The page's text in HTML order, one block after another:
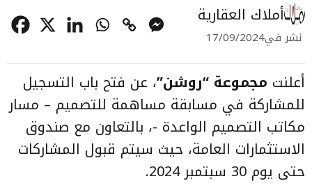
أملاك العقارية
نشر في17/09/2024
أعلنت مجموعة “روشن”، عن فتح باب التسجيل
للمشاركة في مسابقة مساهمة للتصميم – مسار
مكاتب التصميم الواعدة -، بالتعاون مع صندوق
الاستثمارات العامة، حيث سيتم قبول المشاركات
حتى يوم 30 سبتمبر 2024.